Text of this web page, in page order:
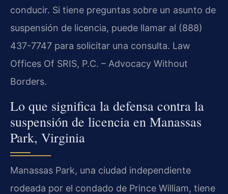
conducir. Si tiene preguntas sobre un asunto de
suspensión de licencia, puede llamar al (888)
437-7747 para solicitar una consulta. Law
Offices Of SRIS, P.C. – Advocacy Without
Borders.
Lo que significa la defensa contra la
suspensión de licencia en Manassas
Park, Virginia
Manassas Park, una ciudad independiente
rodeada por el condado de Prince William, tiene